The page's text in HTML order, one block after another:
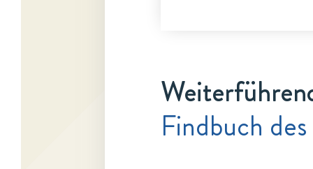
Findbuch